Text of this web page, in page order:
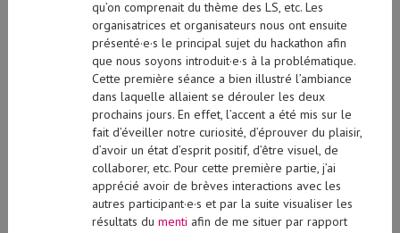
organisatrices et organisateurs nous ont ensuite
présenté·e·s le principal sujet du hackathon afin
que nous soyons introduit·e·s à la problématique.
Cette première séance a bien illustré l’ambiance
dans laquelle allaient se dérouler les deux
prochains jours. En effet, l’accent a été mis sur le
fait d’éveiller notre curiosité, d’éprouver du plaisir,
d’avoir un état d’esprit positif, d’être visuel, de
collaborer, etc. Pour cette première partie, j’ai
apprécié avoir de brèves interactions avec les
autres participant·e·s et par la suite visualiser les
résultats dumentiafin de me situer par rapport
aux autres étudiant·e·s.